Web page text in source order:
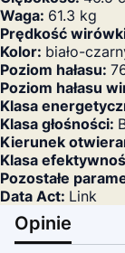
Waga: 61.3 kg
Prędkość
Kolor: biało-
Poziom hałasu:
Poziom hałasu
Klasa
Klasa głośności:
Kierunek
Klasa
Pozostałe
Data Act: Link
Opinie